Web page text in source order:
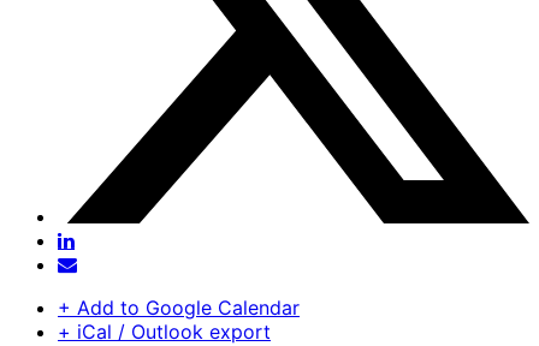
+ Add to Google Calendar
+ iCal / Outlook export